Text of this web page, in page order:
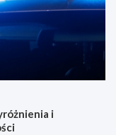
i